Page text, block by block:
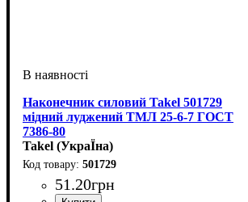
Наконечник силовий Takel 501729
мідний луджений ТМЛ 25-6-7 ГОСТ
7386-80
Takel (УкраЇна)
501729
51.20грн